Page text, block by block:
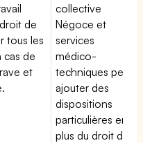
de
tous les
cas de
et
collective
Négoce et
services
médico-
techniques peut
ajouter des
dispositions
particulières en
plus du droit du